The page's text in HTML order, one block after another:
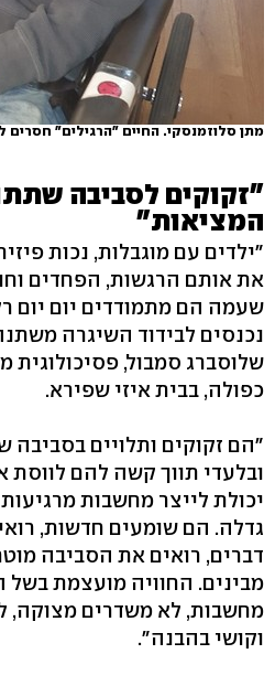
מתן סלוזמנסקי. החיים "הרגילים" חסרים
"זקוקים לסביבה
המציאות"
"ילדים עם מוגבלות, נכות
את אותם הרגשות, הפחדים
שעמה הם מתמודדים יום יום
נכנסים לבידוד השיגרה
שלוסברג סמבול, פסיכולוגית
כפולה, בבית איזי שפירא.
"הם זקוקים ותלויים
ובלעדי תווך קשה להם
יכולת לייצר מחשבות
גדלה. הם שומעים חדשות,
דברים, רואים את הסביבה
מבינים. החוויה מועצמת בשל
מחשבות, לא משדרים מצוקה,
וקושי בהבנה".